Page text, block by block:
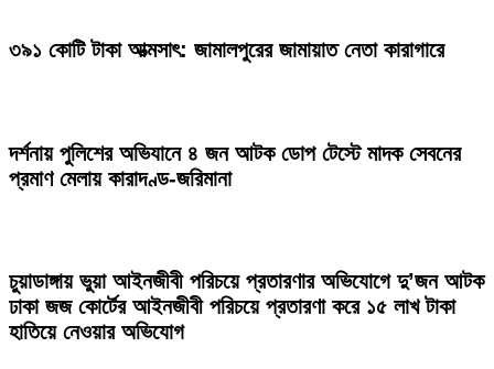
৩৯১ কোটি টাকা আত্মসাৎ: জামালপুরের জামায়াত নেতা কারাগারে
দর্শনায় পুলিশের অভিযানে ৪ জন আটক ডোপ টেস্টে মাদক সেবনের
প্রমাণ মেলায় কারাদণ্ড-জরিমানা
চুয়াডাঙ্গায় ভুয়া আইনজীবী পরিচয়ে প্রতারণার অভিযোগে দু’জন আটক
ঢাকা জজ কোর্টের আইনজীবী পরিচয়ে প্রতারণা করে ১৫ লাখ টাকা
হাতিয়ে নেওয়ার অভিযোগ